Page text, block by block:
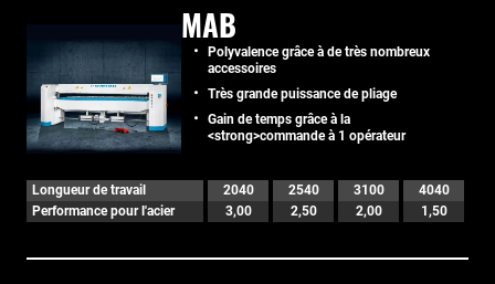
MAB
Polyvalence grâce à de très nombreux
accessoires
Très grande puissance de pliage
Gain de temps grâce à la
<strong>commande à 1 opérateur
Longueur de travail 2040 2540 3100
4040
Performance pour l'acier
3,00 2,50 2,00 1,50